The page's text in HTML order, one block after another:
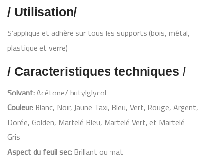
/ Utilisation/
S’applique et adhère sur tous les supports (bois, métal,
plastique et verre)
/ Caracteristiques techniques /
Solvant:Acétone/ butylglycol
Couleur: Blanc, Noir, Jaune Taxi, Bleu, Vert, Rouge, Argent,
Dorée, Golden, Martelé Bleu, Martelé Vert, et Martelé
Gris
Aspect du feuil sec: Brillant ou mat